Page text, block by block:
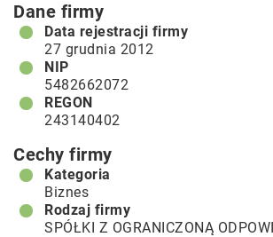
Dane firmy
Data rejestracji firmy
27 grudnia 2012
NIP
5482662072
REGON
243140402
Cechy firmy
Kategoria
Biznes
Rodzaj firmy
SPÓŁKI Z OGRANICZONĄ